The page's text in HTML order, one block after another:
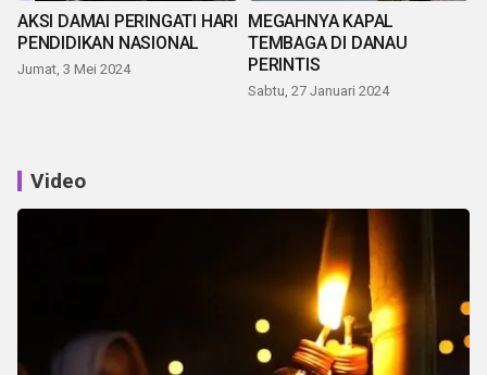
AKSI DAMAI PERINGATI HARI
PENDIDIKAN NASIONAL
Jumat, 3 Mei 2024
MEGAHNYA KAPAL
TEMBAGA DI DANAU
PERINTIS
Sabtu, 27 Januari 2024
Video